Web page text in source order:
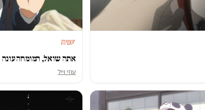
סאטירה
אתה שואל, המומחה עונה
עוזי וייל